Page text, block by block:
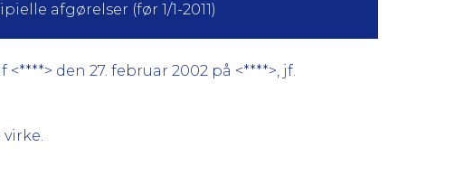
afgørelser (før 1/1-2011)
den 27. februar 2002 på <****>, jf.